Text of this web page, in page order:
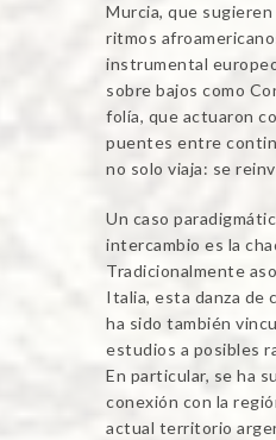
Murcia, que
ritmos
instrumental
sobre bajos como
folía, que actuaron
puentes entre
no solo viaja: se
Un caso
intercambio es la
Tradicionalmente
Italia, esta danza de
ha sido también
estudios a posibles
En particular, se ha
conexión con la
actual territorio